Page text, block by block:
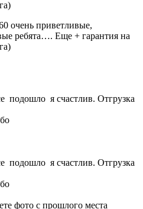
очень приветливые,
ребята…. Еще + гарантия на
я счастлив. Отгрузка
я счастлив. Отгрузка
фото с прошлого места